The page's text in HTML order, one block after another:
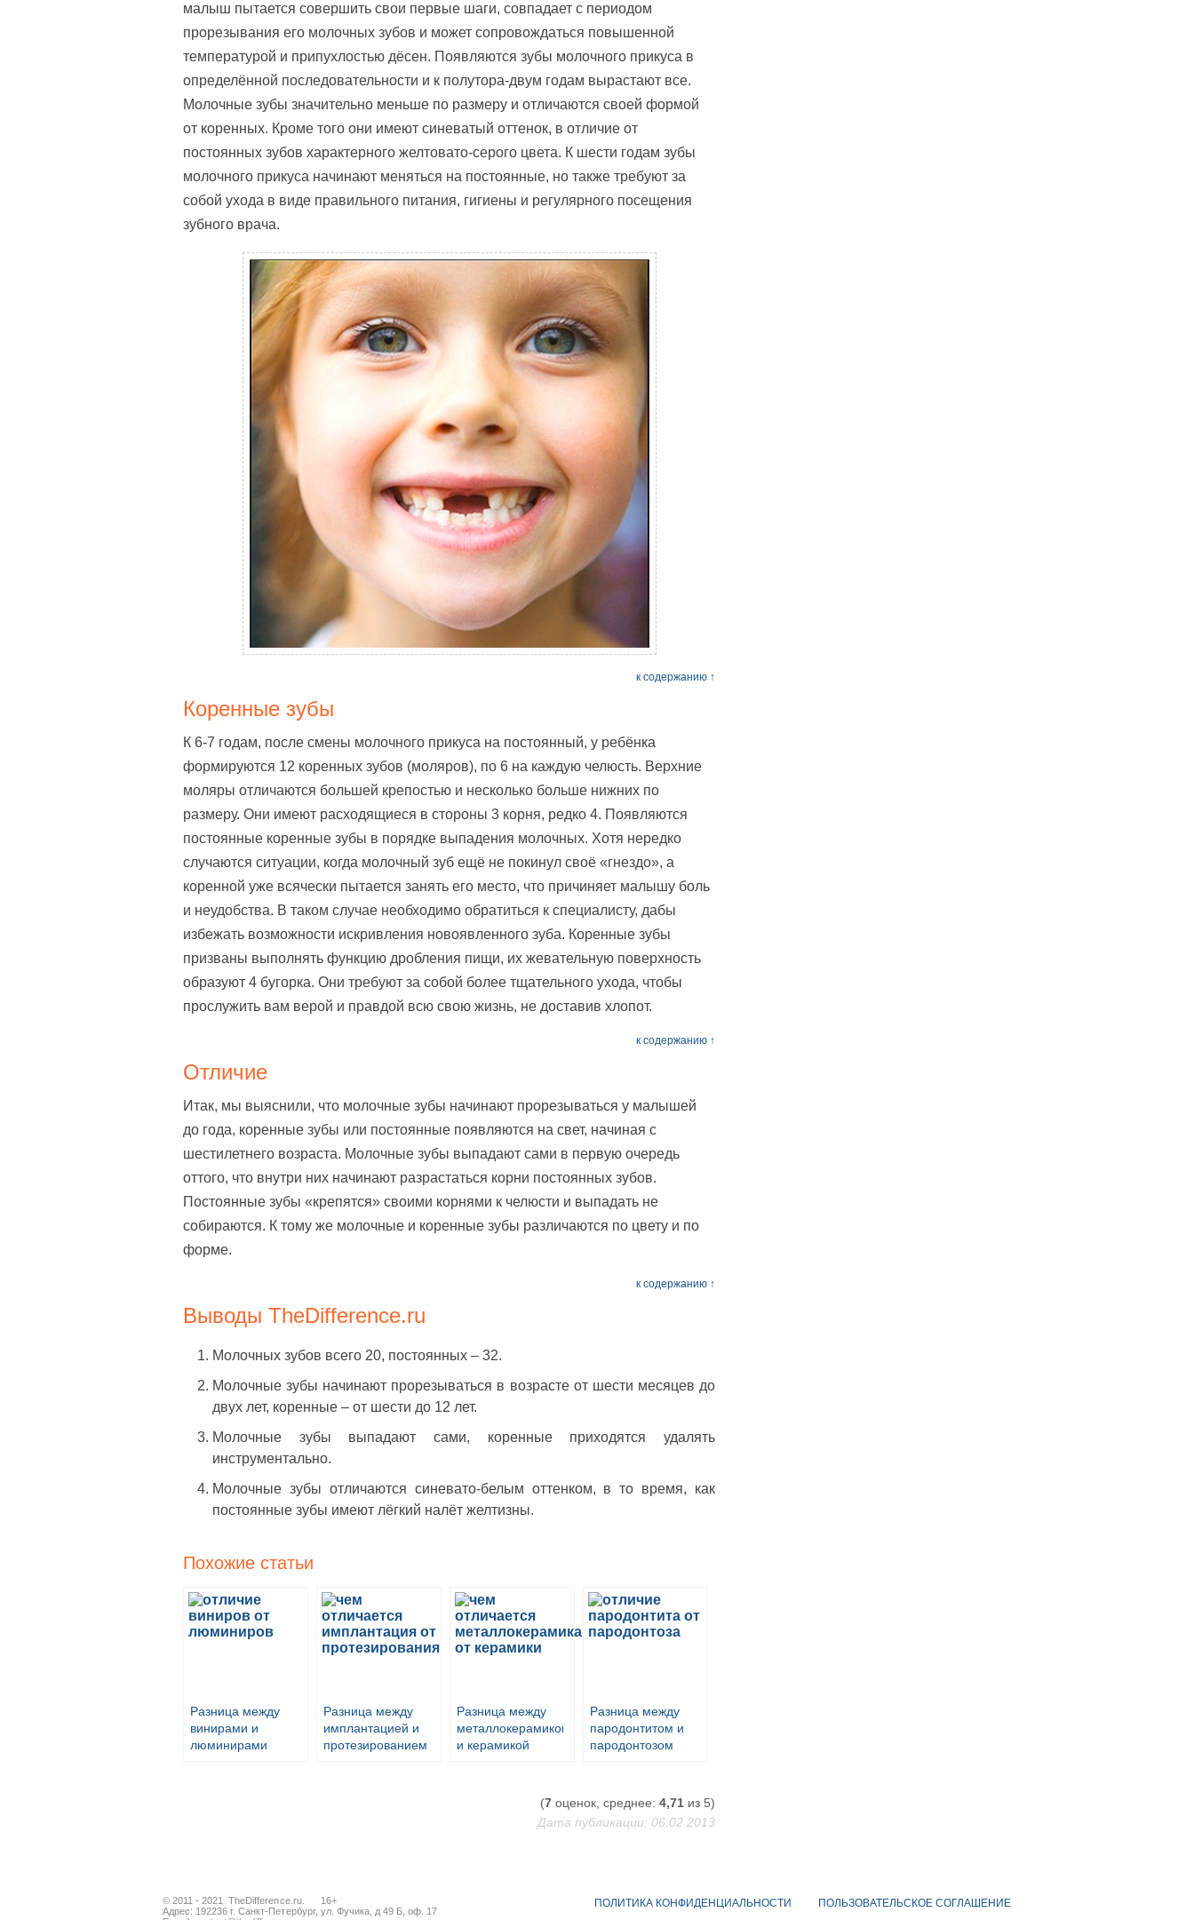
малыш пытается совершить свои первые шаги, совпадает с периодом
прорезывания его молочных зубов и может сопровождаться повышенной
температурой и припухлостью дёсен. Появляются зубы молочного прикуса в
определённой последовательности и к полутора-двум годам вырастают все.
Молочные зубы значительно меньше по размеру и отличаются своей формой
от коренных. Кроме того они имеют синеватый оттенок, в отличие от
постоянных зубов характерного желтовато-серого цвета. К шести годам зубы
молочного прикуса начинают меняться на постоянные, но также требуют за
собой ухода в виде правильного питания, гигиены и регулярного посещения
зубного врача.
к содержанию ↑
Коренные зубы
К 6-7 годам, после смены молочного прикуса на постоянный, у ребёнка
формируются 12 коренных зубов (моляров), по 6 на каждую челюсть. Верхние
моляры отличаются большей крепостью и несколько больше нижних по
размеру. Они имеют расходящиеся в стороны 3 корня, редко 4. Появляются
постоянные коренные зубы в порядке выпадения молочных. Хотя нередко
случаются ситуации, когда молочный зуб ещё не покинул своё «гнездо», а
коренной уже всячески пытается занять его место, что причиняет малышу боль
и неудобства. В таком случае необходимо обратиться к специалисту, дабы
избежать возможности искривления новоявленного зуба. Коренные зубы
призваны выполнять функцию дробления пищи, их жевательную поверхность
образуют 4 бугорка. Они требуют за собой более тщательного ухода, чтобы
прослужить вам верой и правдой всю свою жизнь, не доставив хлопот.
к содержанию ↑
Отличие
Итак, мы выяснили, что молочные зубы начинают прорезываться у малышей
до года, коренные зубы или постоянные появляются на свет, начиная с
шестилетнего возраста. Молочные зубы выпадают сами в первую очередь
оттого, что внутри них начинают разрастаться корни постоянных зубов.
Постоянные зубы «крепятся» своими корнями к челюсти и выпадать не
собираются. К тому же молочные и коренные зубы различаются по цвету и по
форме.
к содержанию ↑
Выводы TheDifference.ru
Молочных зубов всего 20, постоянных – 32.
Молочные зубы начинают прорезываться в возрасте от шести месяцев до
двух лет, коренные – от шести до 12 лет.
Молочные зубы выпадают сами, коренные приходятся удалять
инструментально.
Молочные зубы отличаются синевато-белым оттенком, в то время, как
постоянные зубы имеют лёгкий налёт желтизны.
Похожие статьи
Разница между
винирами и
люминирами
Разница между
имплантацией и
протезированием
Разница между
металлокерамикой
и керамикой
Разница между
пародонтитом и
пародонтозом
(7 оценок, среднее: 4,71 из 5)
Дата публикации: 06.02.2013
© 2011 - 2021 TheDifference.ru. 16+
Адрес: 192236 г. Санкт-Петербург, ул. Фучика, д 49 Б, оф. 17
ПОЛИТИКА КОНФИДЕНЦИАЛЬНОСТИ ПОЛЬЗОВАТЕЛЬСКОЕ СОГЛАШЕНИЕ